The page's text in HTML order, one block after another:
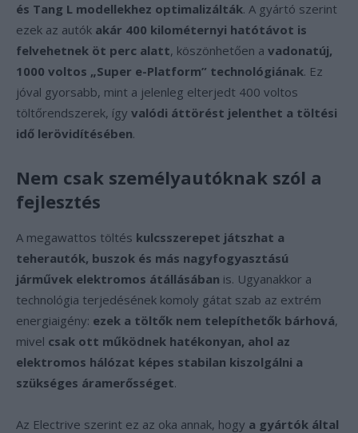
és Tang L modellekhez optimalizálták. A gyártó szerint
ezek az autók akár 400 kilométernyi hatótávot is
felvehetnek öt perc alatt, köszönhetően a vadonatúj,
1000 voltos „Super e-Platform” technológiának. Ez
jóval gyorsabb, mint a jelenleg elterjedt 400 voltos
töltőrendszerek, így valódi áttörést jelenthet a töltési
idő lerövidítésében.
Nem csak személyautóknak szól a
fejlesztés
A megawattos töltés kulcsszerepet játszhat a
teherautók, buszok és más nagyfogyasztású
járművek elektromos átállásában is. Ugyanakkor a
technológia terjedésének komoly gátat szab az extrém
energiaigény: ezek a töltők nem telepíthetők bárhová,
mivel csak ott működnek hatékonyan, ahol az
elektromos hálózat képes stabilan kiszolgálni a
szükséges áramerősséget.
Az Electrive szerint ez az oka annak, hogy a gyártók által